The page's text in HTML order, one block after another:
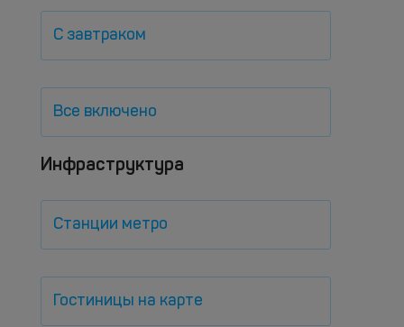
С завтраком
Все включено
Инфраструктура
Станции метро
Гостиницы на карте